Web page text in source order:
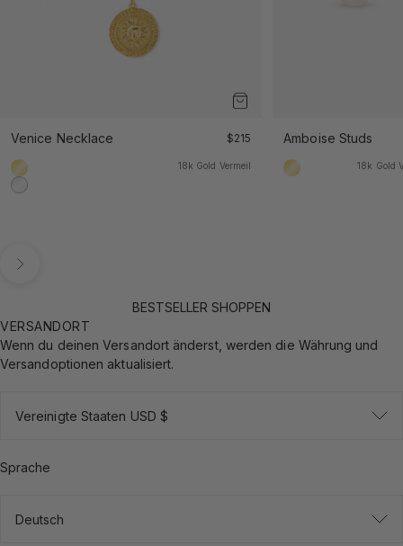
Venice Necklace Angebot
$215
18k Gold Vermeil
925 Sterling Silber
18k Gold Vermeil
Amboise Studs
18k Gold Vermeil
18k Gold
BESTSELLER SHOPPEN
VERSANDORT
Wenn du deinen Versandort änderst, werden die Währung und
Versandoptionen aktualisiert.
Vereinigte Staaten USD $
Sprache
Deutsch